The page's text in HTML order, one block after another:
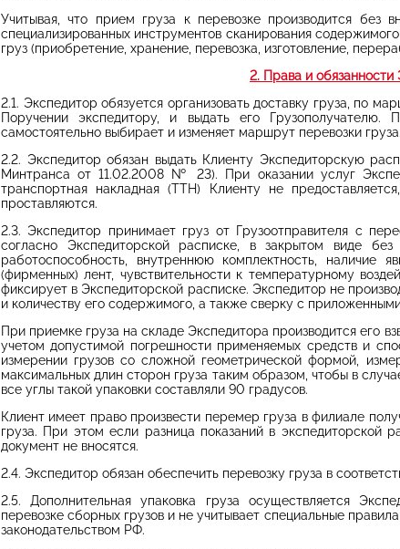
Учитывая, что прием груза к перевозке производится без
специализированных инструментов сканирования
груз (приобретение, хранение, перевозка, изготовление,
2. Права и обязанности
2.1. Экспедитор обязуется организовать доставку груза, по
Поручении экспедитору, и выдать его Грузополучателю.
самостоятельно выбирает и изменяет маршрут перевозки груза.
2.2. Экспедитор обязан выдать Клиенту Экспедиторскую
Минтранса от 11.02.2008 № 23). При оказании услуг
транспортная накладная (ТТН) Клиенту не
проставляются.
2.3. Экспедитор принимает груз от Грузоотправителя с
согласно Экспедиторской расписке, в закрытом виде
работоспособность, внутреннюю комплектность, наличие
(фирменных) лент, чувствительности к температурному
фиксирует в Экспедиторской расписке. Экспедитор не
и количеству его содержимого, а также сверку с
При приемке груза на складе Экспедитора производится его
учетом допустимой погрешности применяемых средств и
измерении грузов со сложной геометрической формой,
максимальных длин сторон груза таким образом, чтобы в
все углы такой упаковки составляли 90 градусов.
Клиент имеет право произвести перемер груза в филиале
груза. При этом если разница показаний в экспедиторской
документ не вносятся.
2.4. Экспедитор обязан обеспечить перевозку груза в
2.5. Дополнительная упаковка груза осуществляется
перевозке сборных грузов и не учитывает специальные
законодательством РФ.